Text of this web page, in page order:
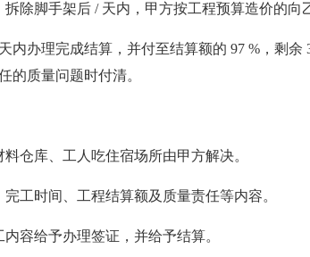
除脚手架后 / 天内，甲方按工程预算造价的向
内办理完成结算，并付至结算额的 97 %，剩余
的质量问题时付清。
仓库、工人吃住宿场所由甲方解决。
工时间、工程结算额及质量责任等内容。
容给予办理签证，并给予结算。